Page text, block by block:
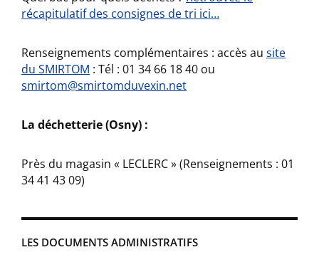
récapitulatif des consignes de tri ici…
Renseignements complémentaires : accès au site
du SMIRTOM : Tél : 01 34 66 18 40 ou
smirtom@smirtomduvexin.net
La déchetterie (Osny) :
Près du magasin « LECLERC » (Renseignements : 01
34 41 43 09)
LES DOCUMENTS ADMINISTRATIFS